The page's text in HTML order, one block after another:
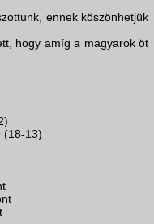
ennek köszönhetjük
hogy amíg a magyarok öt
(18-13)